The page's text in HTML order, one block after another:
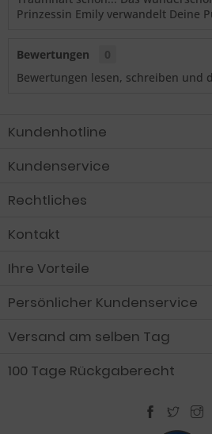
Prinzessin Emily verwandelt Deine
Bewertungen
0
Bewertungen lesen, schreiben und
Kundenhotline
Kundenservice
Rechtliches
Kontakt
Ihre Vorteile
Persönlicher Kundenservice
Versand am selben Tag
100 Tage Rückgaberecht